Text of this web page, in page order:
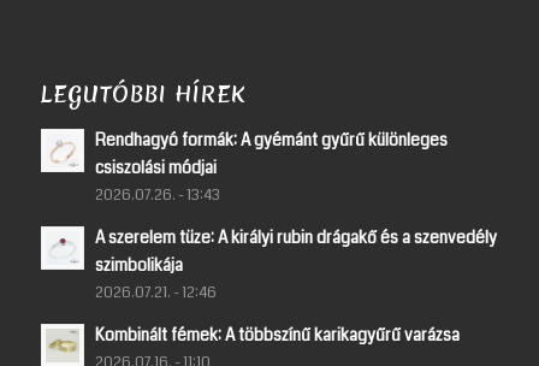
LEGUTÓBBI HÍREK
Rendhagyó formák: A gyémánt gyűrű különleges
csiszolási módjai
2026.07.26. - 13:43
A szerelem tüze: A királyi rubin drágakő és a szenvedély
szimbolikája
2026.07.21. - 12:46
Kombinált fémek: A többszínű karikagyűrű varázsa